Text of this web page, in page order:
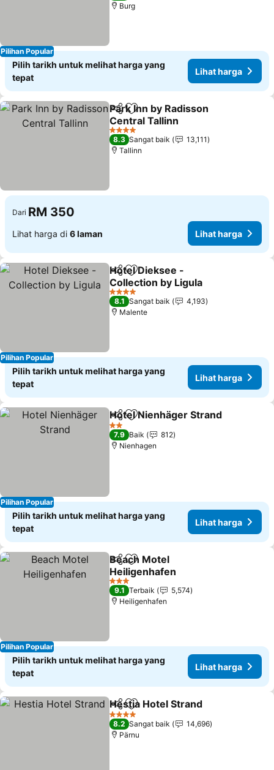
Pilihan Popular
Burg
Pilih tarikh untuk melihat harga yang
tepat
Lihat harga
KongsiTambah ke favorit
Park Inn by Radisson
Central Tallinn
4 Bintang
8.3 Sangat baik
13,111
Tallinn
Dari RM 350
Lihat harga di 6 laman Lihat harga
Pilihan Popular
KongsiTambah ke favorit
Hotel Dieksee -
Collection by Ligula
4 Bintang
8.1 Sangat baik
4,193
Malente
Pilih tarikh untuk melihat harga yang
tepat
Lihat harga
Pilihan Popular
KongsiTambah ke favorit
Hotel Nienhäger Strand
2 Bintang
7.9 Baik
812
Nienhagen
Pilih tarikh untuk melihat harga yang
tepat
Lihat harga
Pilihan Popular
KongsiTambah ke favorit
Beach Motel
Heiligenhafen
3 Bintang
9.1 Terbaik
5,574
Heiligenhafen
Pilih tarikh untuk melihat harga yang
tepat
Lihat harga
KongsiTambah ke favorit
Hestia Hotel Strand
4 Bintang
8.2 Sangat baik
14,696
Pärnu